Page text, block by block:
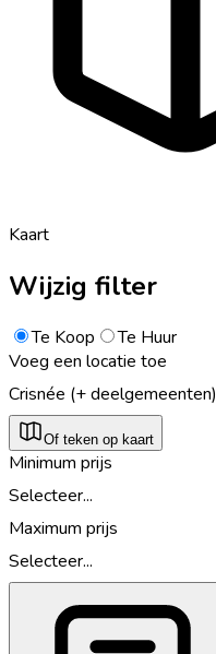
Kaart
Wijzig filter
Te Koop
Te Huur
Voeg een locatie toe
Crisnée (+ deelgemeenten)
Of teken op kaart
Minimum prijs
Selecteer...
Maximum prijs
Selecteer...